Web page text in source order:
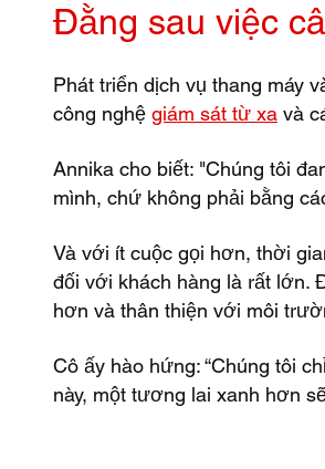
Đằng sau việc
Phát triển dịch vụ thang máy
công nghệ giám sát từ xa và
Annika cho biết: "Chúng tôi
mình, chứ không phải bằng
Và với ít cuộc gọi hơn, thời
đối với khách hàng là rất lớn.
hơn và thân thiện với môi
Cô ấy hào hứng: “Chúng tôi
này, một tương lai xanh hơn